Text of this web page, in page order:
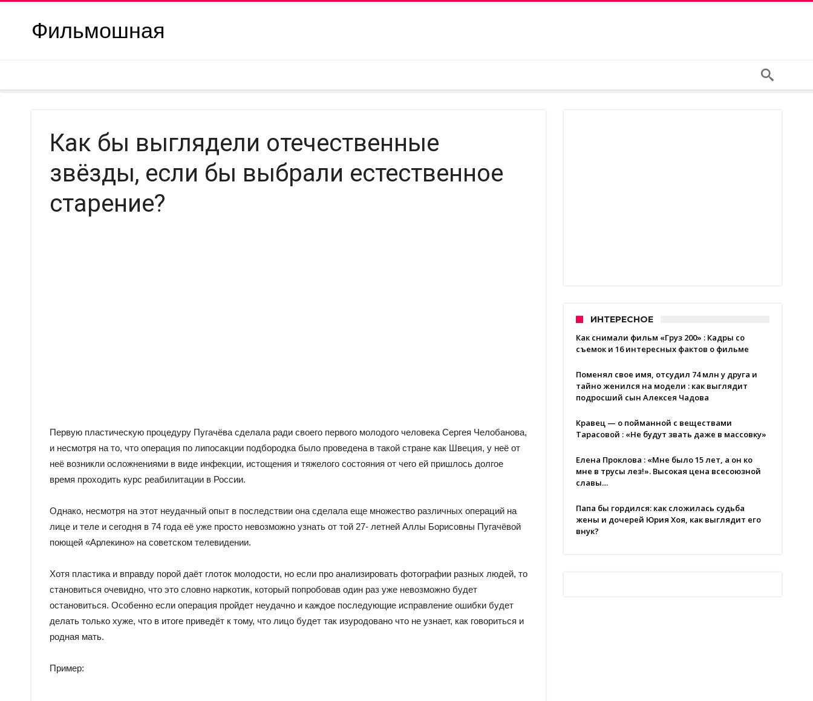
Фильмошная
Как бы выглядели отечественные
звёзды, если бы выбрали естественное
старение?
Первую пластическую процедуру Пугачёва сделала ради своего первого молодого человека Сергея Челобанова,
и несмотря на то, что операция по липосакции подбородка было проведена в такой стране как Швеция, у неё от
неё возникли осложнениями в виде инфекции, истощения и тяжелого состояния от чего ей пришлось долгое
время проходить курс реабилитации в России.
Однако, несмотря на этот неудачный опыт в последствии она сделала еще множество различных операций на
лице и теле и сегодня в 74 года её уже просто невозможно узнать от той 27- летней Аллы Борисовны Пугачёвой
поющей «Арлекино» на советском телевидении.
Хотя пластика и вправду порой даёт глоток молодости, но если про анализировать фотографии разных людей, то
становиться очевидно, что это словно наркотик, который попробовав один раз уже невозможно будет
остановиться. Особенно если операция пройдет неудачно и каждое последующие исправление ошибки будет
делать только хуже, что в итоге приведёт к тому, что лицо будет так изуродовано что не узнает, как говориться и
родная мать.
Пример:
ИНТЕРЕСНОЕ
Как снимали фильм «Груз 200» : Кадры со
съемок и 16 интересных фактов о фильме
Поменял свое имя, отсудил 74 млн у друга и
тайно женился на модели : как выглядит
подросший сын Алексея Чадова
Кравец — о пойманной с веществами
Тарасовой : «Не будут звать даже в массовку»
Елена Проклова : «Мне было 15 лет, а он ко
мне в трусы лез!». Высокая цена всесоюзной
славы…
Папа бы гордился: как сложилась судьба
жены и дочерей Юрия Хоя, как выглядит его
внук?